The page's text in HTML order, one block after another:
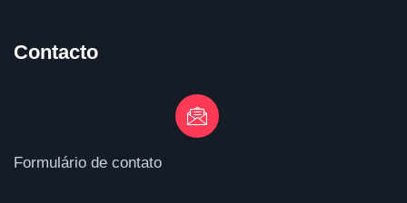
Contacto
Formulário de contato